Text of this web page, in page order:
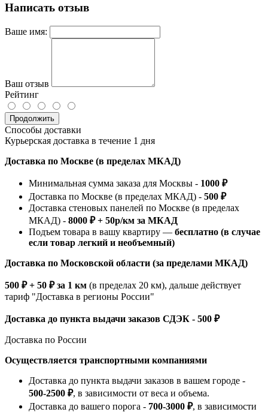
Написать отзыв
Ваше имя:
Ваш отзыв
Рейтинг
Продолжить
Способы доставки
Курьерская доставка в течение 1 дня
Доставка по Москве (в пределах МКАД)
Минимальная сумма заказа для Москвы - 1000 ₽
Доставка по Москве (в пределах МКАД) - 500 ₽
Доставка стеновых панелей по Москве (в пределах
МКАД) - 8000 ₽ + 50р/км за МКАД
Подъем товара в вашу квартиру — бесплатно (в случае
если товар легкий и необъемный)
Доставка по Московской области (за пределами МКАД)
500 ₽ + 50 ₽ за 1 км (в пределах 20 км), дальше действует
тариф "Доставка в регионы России"
Доставка до пункта выдачи заказов СДЭК - 500 ₽
Доставка по России
Осуществляется транспортными компаниями
Доставка до пункта выдачи заказов в вашем городе -
500-2500 ₽, в зависимости от веса и объема.
Доставка до вашего порога - 700-3000 ₽, в зависимости